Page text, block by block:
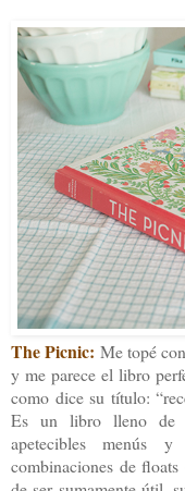
The Picnic: Me topé
y me parece el libro
como dice su título:
Es un libro lleno de
apetecibles menús
combinaciones de floats